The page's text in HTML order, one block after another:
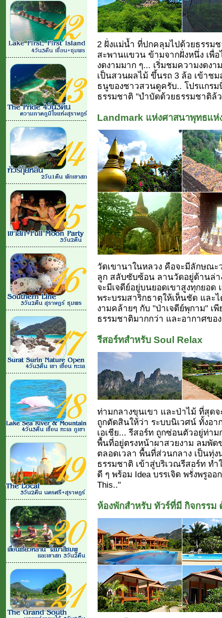
2 ฝั่งแม่น้ำ ที่ปกคลุมไปด้วยธรรม
สะพานแขวน ข้ามจากฝั่งหนึ่ง เพื่
งดงามมาก ๆ... เริ่มชมความงดง
เป็นสวนผลไม้ ขึ้นรถ 3 ล้อ เข้าช
ธนูของชาวสวนดูครับ.. โปรแกรม
ธรรมชาติ "บำบัดด้วยธรรมชาติล้
Landmark แห่งศาสนาพุทธแห่
วัดเขานาในหลวง คือจะมีลักษณะ
ลูก สลับซับซ้อน ลานวัดอยู่ด้านล่า
จะมีเจดีย์อยู่บนยอดเขาสูงทุกยอด
พระบรมสาริกธาตุให้เห็นชัด และ
งามคล้ายๆ กับ "ป่าเจดีย์พุกาม" เ
ธรรมชาติมากกว่า และอากาศขอ
รีสอร์ทสำหรับ Soul Relax
ท่ามกลางขุนเขา และป่าไม้ ที่สุด
ถูกตัดสินให้ว่า ระบบนิเวศน์ ทั้งอ
เอเชีย... รีสอร์ท ถูกซ่อนตัวอยู่ท่า
พื้นที่อยู่ตรงหน้าผาสวยงาม ลมพั
ตลอดเวลา พื้นที่ส่วนกลาง เป็นทุ่
ธรรมชาติ เข้าสู่บริเวณรีสอร์ท ทำ
ดี ๆ พร้อม Idea บรรเจิด พรั่งพรูออ
This.."
ห้องพักสำหรับ ทัวร์ที่มี กิจกรรม